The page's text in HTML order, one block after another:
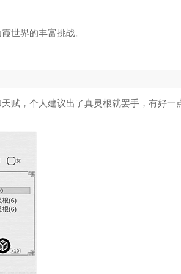
世界的丰富挑战。
赋，个人建议出了真灵根就罢手，有好一